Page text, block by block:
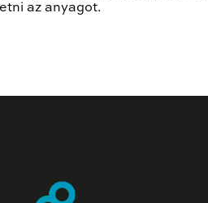
az anyagot.